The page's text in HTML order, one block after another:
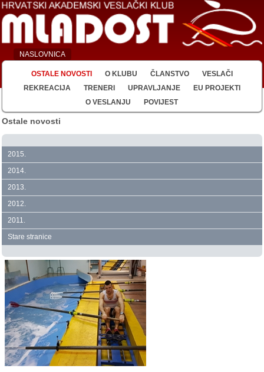
NASLOVNICA
OSTALE NOVOSTI O KLUBU ČLANSTVO
VESLAČI
REKREACIJA
TRENERI UPRAVLJANJE
EU PROJEKTI
O VESLANJU
POVIJEST
Ostale novosti
2015.
2014.
2013.
2012.
2011.
Stare stranice